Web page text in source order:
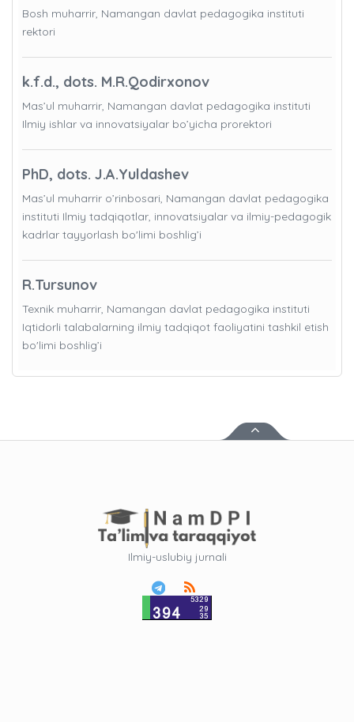
Bosh muharrir, Namangan davlat pedagogika instituti
rektori
k.f.d., dots. M.R.Qodirxonov
Mas’ul muharrir, Namangan davlat pedagogika instituti
Ilmiy ishlar va innovatsiyalar bo’yicha prorektori
PhD, dots. J.A.Yuldashev
Mas’ul muharrir o’rinbosari, Namangan davlat pedagogika
instituti Ilmiy tadqiqotlar, innovatsiyalar va ilmiy-pedagogik
kadrlar tayyorlash bo'limi boshlig’i
R.Tursunov
Texnik muharrir, Namangan davlat pedagogika instituti
Iqtidorli talabalarning ilmiy tadqiqot faoliyatini tashkil etish
bo'limi boshlig’i
Ilmiy-uslubiy jurnali